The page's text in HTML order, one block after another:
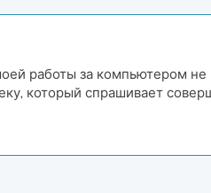
работы за компьютером не
который спрашивает